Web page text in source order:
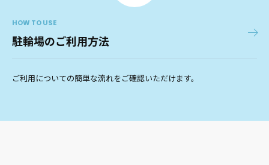
HOW TO USE
駐輪場のご利用方法
ご利用についての簡単な流れをご確認いただけます。